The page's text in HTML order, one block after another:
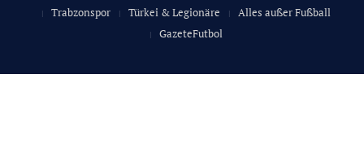
Trabzonspor
Türkei & Legionäre
Alles außer Fußball
GazeteFutbol